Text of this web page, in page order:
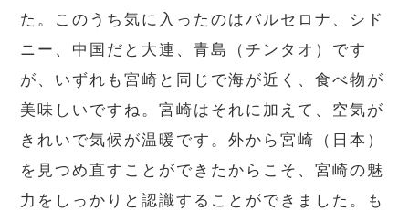
た。このうち気に入ったのはバルセロナ、シド
ニー、中国だと大連、青島（チンタオ）です
が、いずれも宮崎と同じで海が近く、食べ物が
美味しいですね。宮崎はそれに加えて、空気が
きれいで気候が温暖です。外から宮崎（日本）
を見つめ直すことができたからこそ、宮崎の魅
力をしっかりと認識することができました。も